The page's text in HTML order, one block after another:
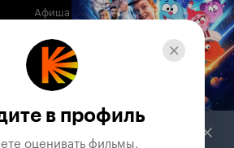
Афиша
Музыка
Телепрограмма
Служба поддержки
в профиль
оценивать фильмы,